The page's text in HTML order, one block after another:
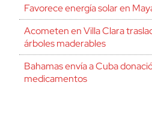
Favorece energía solar en
Acometen en Villa Clara
árboles maderables
Bahamas envía a Cuba
medicamentos